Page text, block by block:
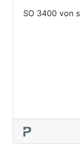
SO 3400 von